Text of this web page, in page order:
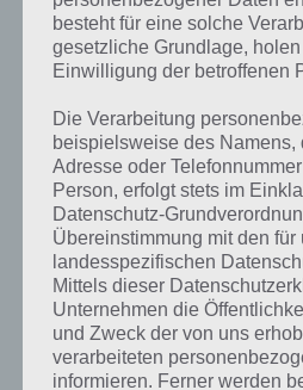
Blöcke zusammenhängen, damit
des Spiels ist es alle Tiere zu retten.
Pet Rescue Saga das Spiel mit
bereits begonnen hat, kann auf dem
auch wieder auf Facebook.
Pet Rescue Saga
Da die Lösung zu Pet Rescue Saga
die Level in Blöcke zu je 100 Level
schnell und einfach die entsprechende
Hat dir unser Artikel bzw. Tabelle
uns übe ein Gefällt mir bzw. ein +1 :)
besteht für eine solche
gesetzliche Grundlage,
Einwilligung der betroffenen
Die Verarbeitung
beispielsweise des Namens,
Adresse oder
Person, erfolgt stets im
Datenschutz-
Übereinstimmung mit den für
landesspezifischen
Mittels dieser
Unternehmen die
und Zweck der von uns
verarbeiteten
informieren. Ferner werden